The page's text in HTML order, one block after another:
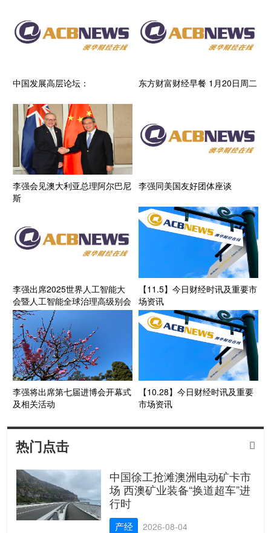
中国发展高层论坛： 东方财富财经早餐 1月20日周二
李强会见澳大利亚总理阿尔巴尼
斯
李强同美国友好团体座谈
李强出席2025世界人工智能大
会暨人工智能全球治理高级别会
议开幕式并致辞
【11.5】今日财经时讯及重要市
场资讯
李强将出席第七届进博会开幕式
及相关活动
【10.28】今日财经时讯及重要
市场资讯
热门点击 
中国徐工抢滩澳洲电动矿卡市
场 西澳矿业装备“换道超车”进
行时
产经 2026-08-04